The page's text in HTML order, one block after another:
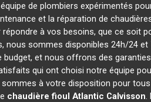
de plombiers expérimentés
et la réparation de
à vos besoins, que ce soit
nous sommes disponibles 24h/24
budget, et nous offrons des
qui ont choisi notre équipe
à votre disposition pour
chaudière fioul Atlantic Calvisson.